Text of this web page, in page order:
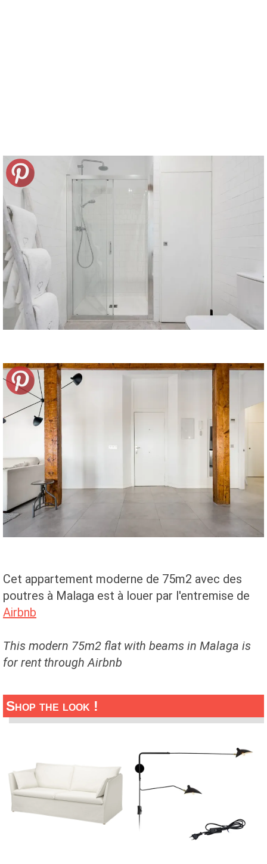
Cet appartement moderne de 75m2 avec des
poutres à Malaga est à louer par l'entremise de
Airbnb
This modern 75m2 flat with beams in Malaga is
for rent through Airbnb
Shop the look !